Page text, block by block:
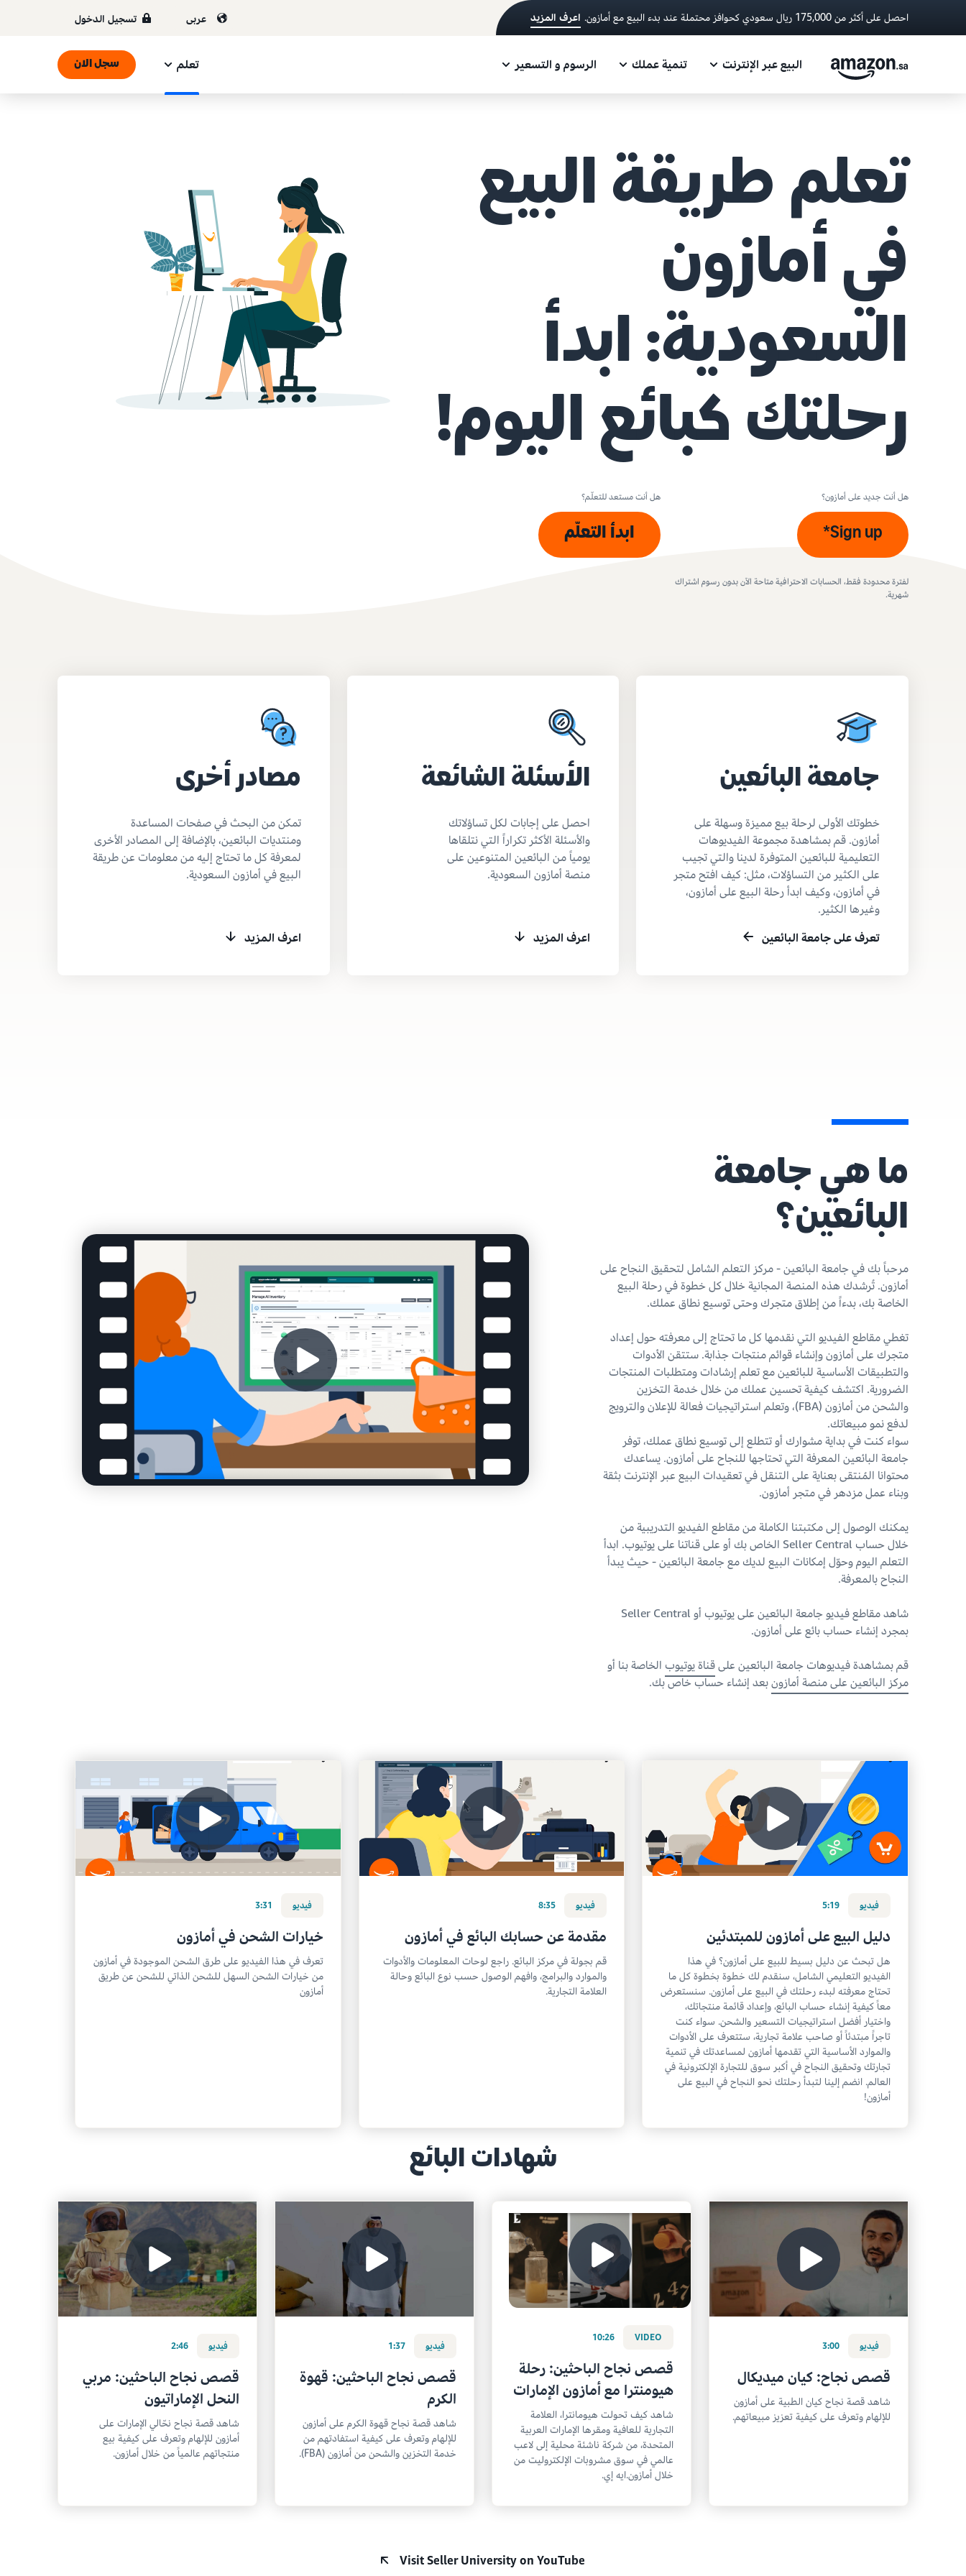
احصل على أكثر من 175,000 ريال سعودي كحوافز محتملة عند بدء البيع مع أمازون. اعرف المزيد عربى تسجيل الدخول
البيع عبر الإنترنت تنمية عملك الرسوم و التسعير تعلم سجل الان
تعلم طريقة البيع
في أمازون
السعودية: ابدأ
رحلتك كبائع اليوم!
هل أنت جديد على أمازون؟
Sign up*
لفترة محدودة فقط، الحسابات الاحترافية متاحة الآن بدون رسوم اشتراك
شهرية.
هل أنت مستعد للتعلّم؟
ابدأ التعلّم
جامعة البائعين
خطوتك الأولى لرحلة بيع مميزة وسهلة على
أمازون. قم بمشاهدة مجموعة الفيديوهات
التعليمية للبائعين المتوفرة لدينا والتي تجيب
على الكثير من التساؤلات، مثل: كيف افتح متجر
في أمازون، وكيف ابدأ رحلة البيع على أمازون،
وغيرها الكثير.
تعرف على جامعة البائعين
الأسئلة الشائعة
احصل على إجابات لكل تساؤلاتك
والأسئلة الأكثر تكراراً التي نتلقاها
يومياً من البائعين المتنوعين على
منصة أمازون السعودية.
اعرف المزيد
مصادر أخرى
تمكن من البحث في صفحات المساعدة
ومنتديات البائعين، بالإضافة إلى المصادر الأخرى
لمعرفة كل ما تحتاج إليه من معلومات عن طريقة
البيع في أمازون السعودية.
اعرف المزيد
ما هي جامعة
البائعين؟
مرحباً بك في جامعة البائعين - مركز التعلم الشامل لتحقيق النجاح على
أمازون. تُرشدك هذه المنصة المجانية خلال كل خطوة في رحلة البيع
الخاصة بك، بدءاً من إطلاق متجرك وحتى توسيع نطاق عملك.
تغطي مقاطع الفيديو التي نقدمها كل ما تحتاج إلى معرفته حول إعداد
متجرك على أمازون وإنشاء قوائم منتجات جذابة. ستتقن الأدوات
والتطبيقات الأساسية للبائعين مع تعلم إرشادات ومتطلبات المنتجات
الضرورية. اكتشف كيفية تحسين عملك من خلال خدمة التخزين
والشحن من أمازون (FBA)، وتعلم استراتيجيات فعالة للإعلان والترويج
لدفع نمو مبيعاتك.
سواء كنت في بداية مشوارك أو تتطلع إلى توسيع نطاق عملك، توفر
جامعة البائعين المعرفة التي تحتاجها للنجاح على أمازون. يساعدك
محتوانا المُنتقى بعناية على التنقل في تعقيدات البيع عبر الإنترنت بثقة
وبناء عمل مزدهر في متجر أمازون.
يمكنك الوصول إلى مكتبتنا الكاملة من مقاطع الفيديو التدريبية من
خلال حساب Seller Central الخاص بك أو على قناتنا على يوتيوب. ابدأ
التعلم اليوم وحوّل إمكانات البيع لديك مع جامعة البائعين - حيث يبدأ
النجاح بالمعرفة.
شاهد مقاطع فيديو جامعة البائعين على يوتيوب أو Seller Central
بمجرد إنشاء حساب بائع على أمازون.
قم بمشاهدة فيديوهات جامعة البائعين علىقناة يوتيوب الخاصة بنا أو
مركز البائعين على منصة أمازونبعد إنشاء حساب خاص بك.
فيديو 5:19
دليل البيع على أمازون للمبتدئين
هل تبحث عن دليل بسيط للبيع على أمازون؟ في هذا
الفيديو التعليمي الشامل، سنقدم لك خطوة بخطوة كل ما
تحتاج معرفته لبدء رحلتك في البيع على أمازون. سنستعرض
معاً كيفية إنشاء حساب البائع، وإعداد قائمة منتجاتك،
واختيار أفضل استراتيجيات التسعير والشحن. سواء كنت
تاجراً مبتدئاً أو صاحب علامة تجارية، ستتعرف على الأدوات
والموارد الأساسية التي تقدمها أمازون لمساعدتك في تنمية
تجارتك وتحقيق النجاح في أكبر سوق للتجارة الإلكترونية في
العالم. انضم إلينا لتبدأ رحلتك نحو النجاح في البيع على
أمازون!
فيديو 8:35
مقدمة عن حسابك البائع في أمازون
قم بجولة في مركز البائع. راجع لوحات المعلومات والأدوات
والموارد والبرامج، وافهم الوصول حسب نوع البائع وحالة
العلامة التجارية.
فيديو 3:31
خيارات الشحن في أمازون
تعرف في هذا الفيديو على طرق الشحن الموجودة في أمازون
من خيارات الشحن السهل للشحن الذاتي للشحن عن طريق
أمازون
شهادات البائع
فيديو 3:00
قصص نجاح: كيان ميديكال
شاهد قصة نجاح كيان الطبية على أمازون
للإلهام وتعرف على كيفية تعزيز مبيعاتهم.
VIDEO
10:26
قصص نجاح الباحثين: رحلة
هيومنترا مع أمازون الإمارات
شاهد كيف تحولت هيومانترا، العلامة
التجارية للعافية ومقرها الإمارات العربية
المتحدة، من شركة ناشئة محلية إلى لاعب
عالمي في سوق مشروبات الإلكتروليت من
خلال أمازون.ايه إي.
فيديو 1:37
قصص نجاح الباحثين: قهوة
الكرم
شاهد قصة نجاح قهوة الكرم على أمازون
للإلهام وتعرف على كيفية استفادتهم من
خدمة التخزين والشحن من أمازون (FBA).
فيديو 2:46
قصص نجاح الباحثين: مربي
النحل الإماراتيون
شاهد قصة نجاح نحّالي الإمارات على
أمازون للإلهام وتعرف على كيفية بيع
منتجاتهم عالمياً من خلال أمازون.
Visit Seller University on YouTube